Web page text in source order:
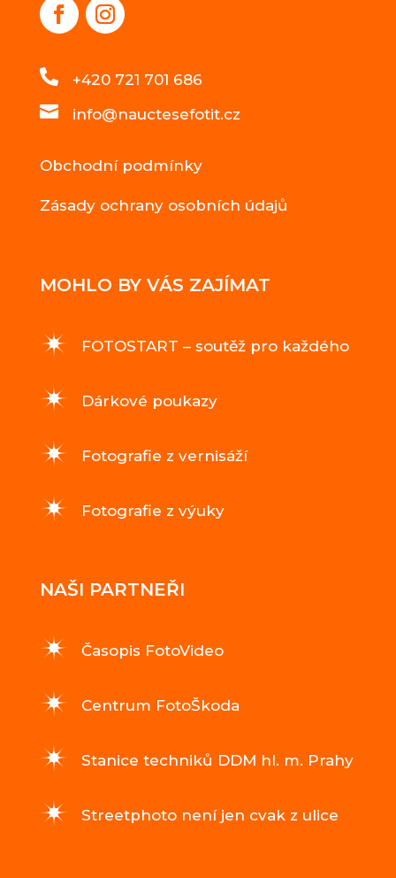
 +420 721 701 686
 info@nauctesefotit.cz
Obchodní podmínky
Zásady ochrany osobních údajů
MOHLO BY VÁS ZAJÍMAT
FOTOSTART – soutěž pro každého
Dárkové poukazy
Fotografie z vernisáží
Fotografie z výuky
NAŠI PARTNEŘI
Časopis FotoVideo
Centrum FotoŠkoda
Stanice techniků DDM hl. m. Prahy
Streetphoto není jen cvak z ulice